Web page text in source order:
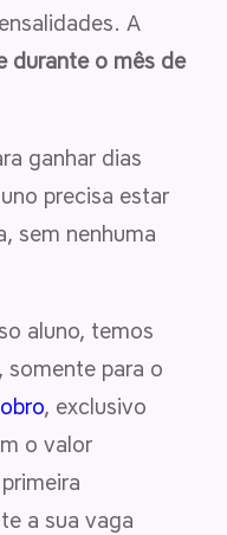
A
durante o mês de
ganhar dias
precisa estar
sem nenhuma
aluno, temos
somente para o
, exclusivo
o valor
a sua vaga